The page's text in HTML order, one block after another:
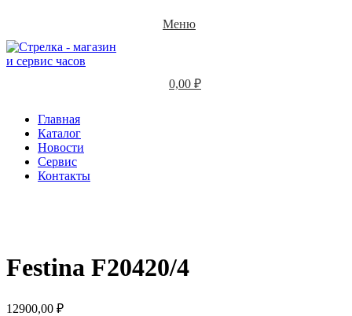
Меню
0,00 ₽
Главная
Каталог
Новости
Сервис
Контакты
Festina F20420/4
12900,00 ₽